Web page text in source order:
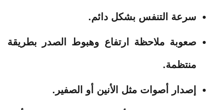
سرعة التنفس بشكل دائم.
صعوبة ملاحظة ارتفاع وهبوط الصدر بطريقة
منتظمة.
إصدار أصوات مثل الأنين أو الصفير.